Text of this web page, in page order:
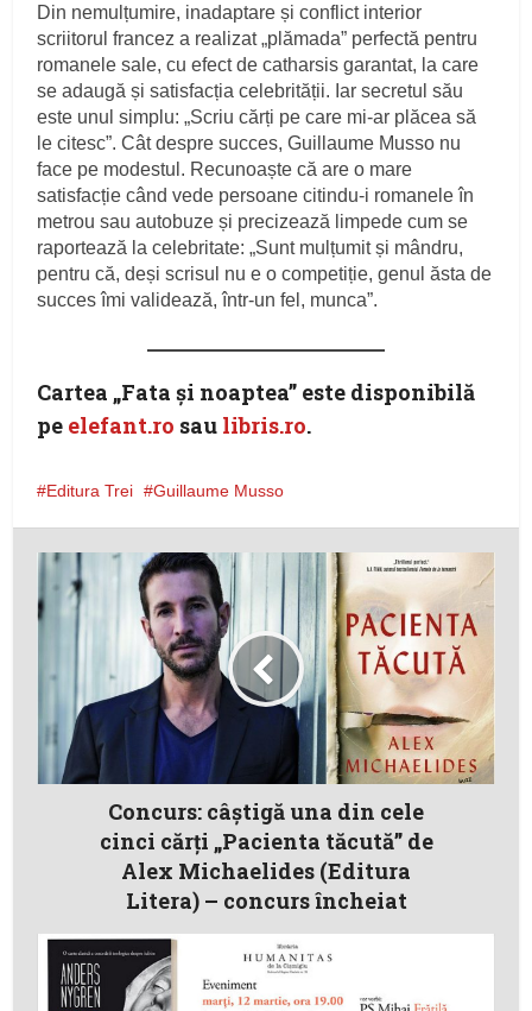
Din nemulțumire, inadaptare și conflict interior
scriitorul francez a realizat „plămada” perfectă pentru
romanele sale, cu efect de catharsis garantat, la care
se adaugă și satisfacția celebrității. Iar secretul său
este unul simplu: „Scriu cărți pe care mi-ar plăcea să
le citesc”. Cât despre succes, Guillaume Musso nu
face pe modestul. Recunoaște că are o mare
satisfacție când vede persoane citindu-i romanele în
metrou sau autobuze și precizează limpede cum se
raportează la celebritate: „Sunt mulțumit și mândru,
pentru că, deși scrisul nu e o competiție, genul ăsta de
succes îmi validează, într-un fel, munca”.
Cartea „Fata și noaptea” este disponibilă
pe elefant.ro sau libris.ro.
Editura Trei Guillaume Musso
Concurs: câştigă una din cele
cinci cărţi „Pacienta tăcută” de
Alex Michaelides (Editura
Litera) – concurs încheiat